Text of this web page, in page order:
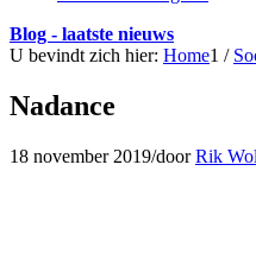
Blog - laatste nieuws
U bevindt zich hier: Home1 /
Nadance
18 november 2019/doorRik